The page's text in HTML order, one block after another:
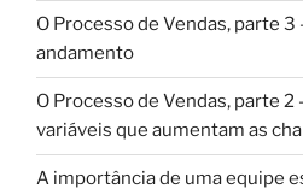
O Processo de Vendas, parte 3
andamento
O Processo de Vendas, parte 2
variáveis que aumentam as
A importância de uma equipe